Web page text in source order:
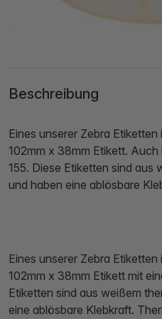
Beschreibung
Eines unserer Zebra
102mm x 38mm Etikett.
155. Diese Etiketten sind aus
und haben eine ablösbare
Eines unserer Zebra
102mm x 38mm Etikett mit
Etiketten sind aus weißem
eine ablösbare Klebkraft.